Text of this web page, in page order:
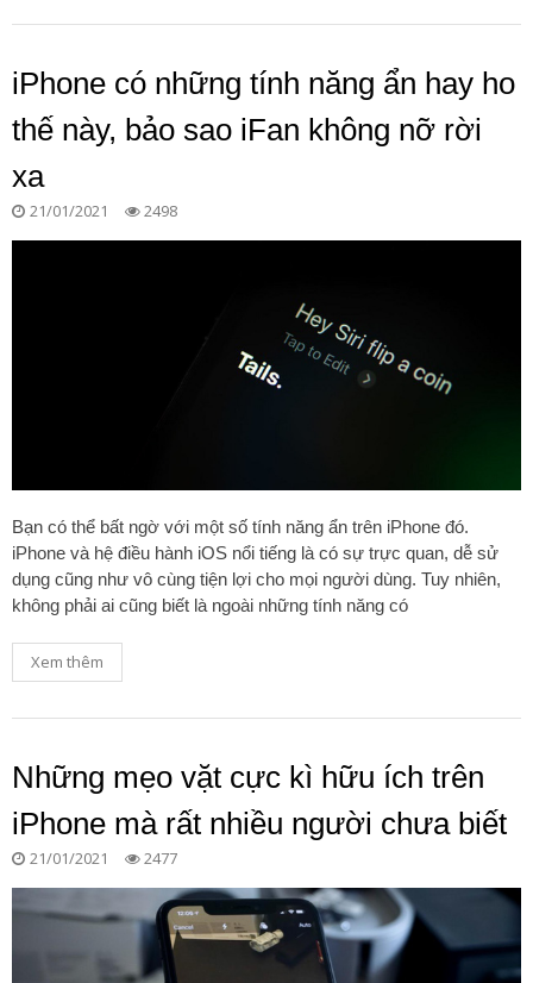
iPhone có những tính năng ẩn hay ho
thế này, bảo sao iFan không nỡ rời
xa
21/01/2021 2498
Bạn có thể bất ngờ với một số tính năng ẩn trên iPhone đó.
iPhone và hệ điều hành iOS nổi tiếng là có sự trực quan, dễ sử
dụng cũng như vô cùng tiện lợi cho mọi người dùng. Tuy nhiên,
không phải ai cũng biết là ngoài những tính năng có
Xem thêm
Những mẹo vặt cực kì hữu ích trên
iPhone mà rất nhiều người chưa biết
21/01/2021 2477